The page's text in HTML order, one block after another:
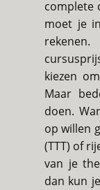
complete
moet je
kiezen
Maar
doen.
op willen
(TTT) of
van je
dan kun